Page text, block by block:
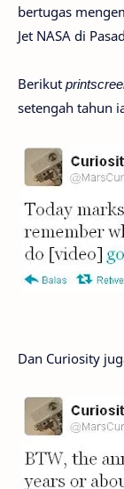
bertugas
Jet NASA di
Berikut
setengah tahun
Dan Curiosity